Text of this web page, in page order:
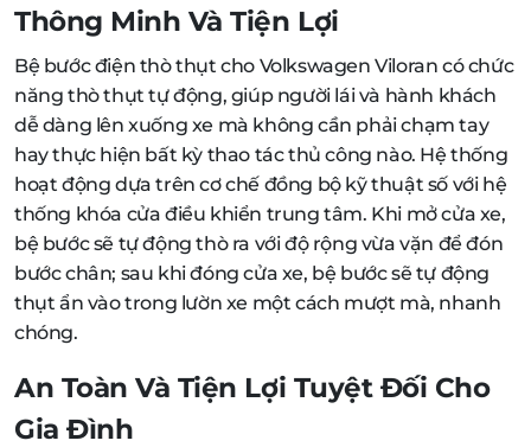
Thông Minh Và Tiện Lợi
Bệ bước điện thò thụt cho Volkswagen Viloran có chức
năng thò thụt tự động, giúp người lái và hành khách
dễ dàng lên xuống xe mà không cần phải chạm tay
hay thực hiện bất kỳ thao tác thủ công nào. Hệ thống
hoạt động dựa trên cơ chế đồng bộ kỹ thuật số với hệ
thống khóa cửa điều khiển trung tâm. Khi mở cửa xe,
bệ bước sẽ tự động thò ra với độ rộng vừa vặn để đón
bước chân; sau khi đóng cửa xe, bệ bước sẽ tự động
thụt ẩn vào trong lườn xe một cách mượt mà, nhanh
chóng.
An Toàn Và Tiện Lợi Tuyệt Đối Cho
Gia Đình